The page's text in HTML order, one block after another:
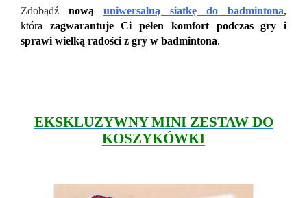
Zdobądź nową uniwersalną siatkę do badmintona,
która zagwarantuje Ci pełen komfort podczas gry i
sprawi wielką radości z gry w badmintona.
EKSKLUZYWNY MINI ZESTAW DO
KOSZYKÓWKI